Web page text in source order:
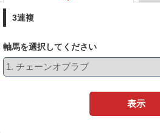
3連複
軸馬を選択してください
表示